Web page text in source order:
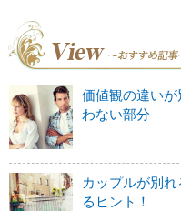
価値観の違い
わない部分
カップルが別
るヒント！